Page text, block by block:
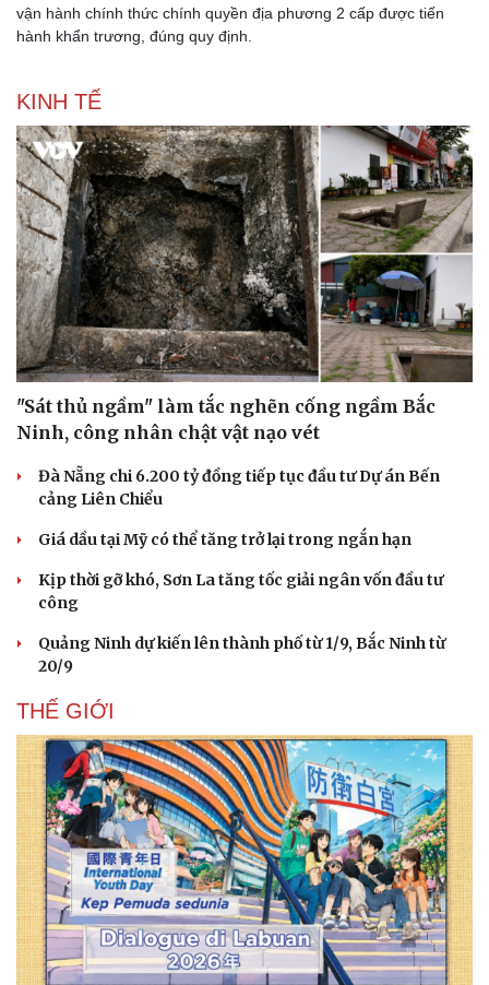
vận hành chính thức chính quyền địa phương 2 cấp được tiến
hành khẩn trương, đúng quy định.
KINH TẾ
"Sát thủ ngầm" làm tắc nghẽn cống ngầm Bắc
Ninh, công nhân chật vật nạo vét
Đà Nẵng chi 6.200 tỷ đồng tiếp tục đầu tư Dự án Bến
cảng Liên Chiểu
Giá dầu tại Mỹ có thể tăng trở lại trong ngắn hạn
Kịp thời gỡ khó, Sơn La tăng tốc giải ngân vốn đầu tư
công
Quảng Ninh dự kiến lên thành phố từ 1/9, Bắc Ninh từ
20/9
THẾ GIỚI